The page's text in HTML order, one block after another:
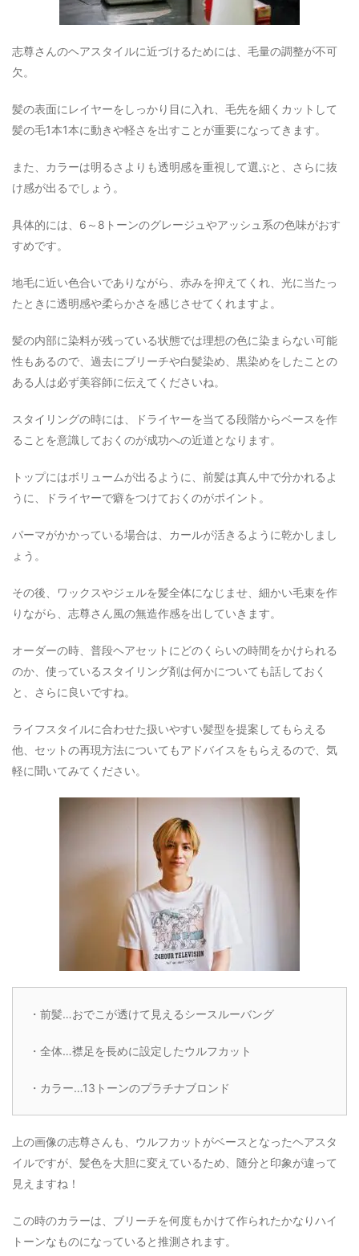
志尊さんのヘアスタイルに近づけるためには、毛量の調整が不可
欠。
髪の表面にレイヤーをしっかり目に入れ、毛先を細くカットして
髪の毛1本1本に動きや軽さを出すことが重要になってきます。
また、カラーは明るさよりも透明感を重視して選ぶと、さらに抜
け感が出るでしょう。
具体的には、6～8トーンのグレージュやアッシュ系の色味がおす
すめです。
地毛に近い色合いでありながら、赤みを抑えてくれ、光に当たっ
たときに透明感や柔らかさを感じさせてくれますよ。
髪の内部に染料が残っている状態では理想の色に染まらない可能
性もあるので、過去にブリーチや白髪染め、黒染めをしたことの
ある人は必ず美容師に伝えてくださいね。
スタイリングの時には、ドライヤーを当てる段階からベースを作
ることを意識しておくのが成功への近道となります。
トップにはボリュームが出るように、前髪は真ん中で分かれるよ
うに、ドライヤーで癖をつけておくのがポイント。
パーマがかかっている場合は、カールが活きるように乾かしまし
ょう。
その後、ワックスやジェルを髪全体になじませ、細かい毛束を作
りながら、志尊さん風の無造作感を出していきます。
オーダーの時、普段ヘアセットにどのくらいの時間をかけられる
のか、使っているスタイリング剤は何かについても話しておく
と、さらに良いですね。
ライフスタイルに合わせた扱いやすい髪型を提案してもらえる
他、セットの再現方法についてもアドバイスをもらえるので、気
軽に聞いてみてください。
・前髪…おでこが透けて見えるシースルーバング
・全体…襟足を長めに設定したウルフカット
・カラー…13トーンのプラチナブロンド
上の画像の志尊さんも、ウルフカットがベースとなったヘアスタ
イルですが、髪色を大胆に変えているため、随分と印象が違って
見えますね！
この時のカラーは、ブリーチを何度もかけて作られたかなりハイ
トーンなものになっていると推測されます。